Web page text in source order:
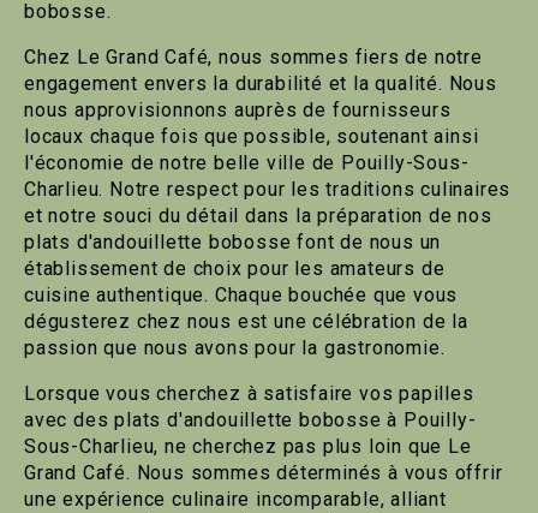
bobosse.
Chez Le Grand Café, nous sommes fiers de notre
engagement envers la durabilité et la qualité. Nous
nous approvisionnons auprès de fournisseurs
locaux chaque fois que possible, soutenant ainsi
l'économie de notre belle ville de Pouilly-Sous-
Charlieu. Notre respect pour les traditions culinaires
et notre souci du détail dans la préparation de nos
plats d'andouillette bobosse font de nous un
établissement de choix pour les amateurs de
cuisine authentique. Chaque bouchée que vous
dégusterez chez nous est une célébration de la
passion que nous avons pour la gastronomie.
Lorsque vous cherchez à satisfaire vos papilles
avec des plats d'andouillette bobosse à Pouilly-
Sous-Charlieu, ne cherchez pas plus loin que Le
Grand Café. Nous sommes déterminés à vous offrir
une expérience culinaire incomparable, alliant